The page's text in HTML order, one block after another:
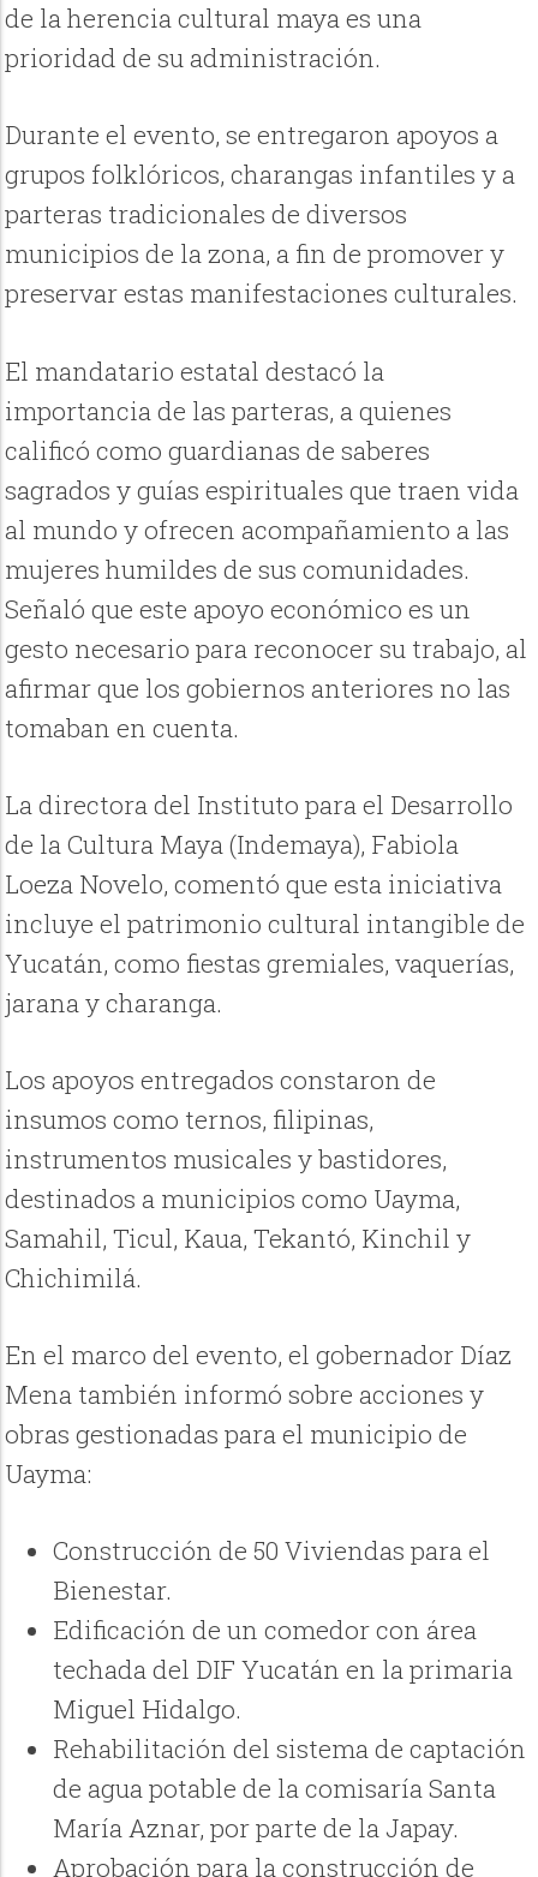
de la herencia cultural maya es una
prioridad de su administración.
Durante el evento, se entregaron apoyos a
grupos folklóricos, charangas infantiles y a
parteras tradicionales de diversos
municipios de la zona, a fin de promover y
preservar estas manifestaciones culturales.
El mandatario estatal destacó la
importancia de las parteras, a quienes
calificó como guardianas de saberes
sagrados y guías espirituales que traen vida
al mundo y ofrecen acompañamiento a las
mujeres humildes de sus comunidades.
Señaló que este apoyo económico es un
gesto necesario para reconocer su trabajo, al
afirmar que los gobiernos anteriores no las
tomaban en cuenta.
La directora del Instituto para el Desarrollo
de la Cultura Maya (Indemaya), Fabiola
Loeza Novelo, comentó que esta iniciativa
incluye el patrimonio cultural intangible de
Yucatán, como fiestas gremiales, vaquerías,
jarana y charanga.
Los apoyos entregados constaron de
insumos como ternos, filipinas,
instrumentos musicales y bastidores,
destinados a municipios como Uayma,
Samahil, Ticul, Kaua, Tekantó, Kinchil y
Chichimilá.
En el marco del evento, el gobernador Díaz
Mena también informó sobre acciones y
obras gestionadas para el municipio de
Uayma:
Construcción de 50 Viviendas para el
Bienestar.
Edificación de un comedor con área
techada del DIF Yucatán en la primaria
Miguel Hidalgo.
Rehabilitación del sistema de captación
de agua potable de la comisaría Santa
María Aznar, por parte de la Japay.
Aprobación para la construcción de